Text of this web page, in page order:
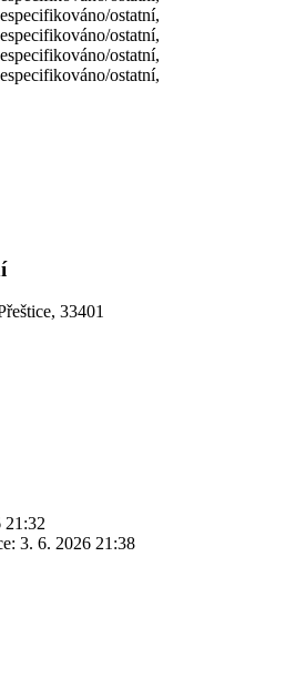
ostatní,
ostatní,
ostatní,
ostatní,
33401
21:32
3. 6. 2026 21:38